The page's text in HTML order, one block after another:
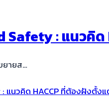
Safety : แนวคิ
ยายส…
แนวคิด HACCP ที่ต้องฝังตั้ง